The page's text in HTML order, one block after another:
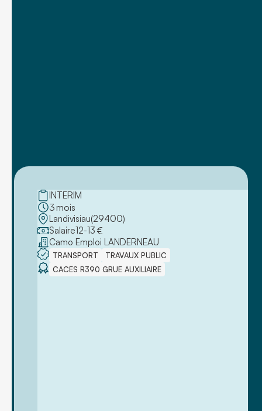
INTERIM
3mois
Landivisiau(29400)
Salaire12-13 €
Camo Emploi LANDERNEAU
TRANSPORT
TRAVAUX PUBLIC
CACES R390 GRUE AUXILIAIRE